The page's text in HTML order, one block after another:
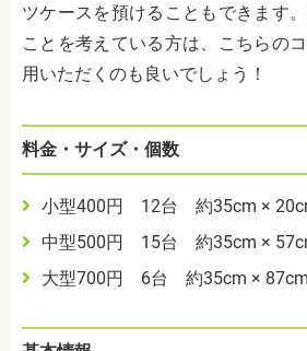
ツケースを預けることもできます
ことを考えている方は、こちらの
用いただくのも良いでしょう！
料金・サイズ・個数
小型400円 12台 約35cm ×
中型500円 15台 約35cm ×
大型700円 6台 約35cm ×